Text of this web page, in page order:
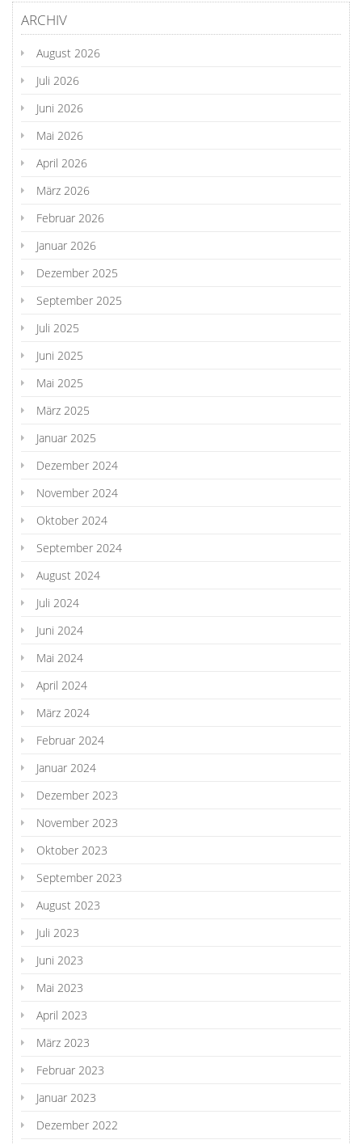
ARCHIV
August 2026
Juli 2026
Juni 2026
Mai 2026
April 2026
März 2026
Februar 2026
Januar 2026
Dezember 2025
September 2025
Juli 2025
Juni 2025
Mai 2025
März 2025
Januar 2025
Dezember 2024
November 2024
Oktober 2024
September 2024
August 2024
Juli 2024
Juni 2024
Mai 2024
April 2024
März 2024
Februar 2024
Januar 2024
Dezember 2023
November 2023
Oktober 2023
September 2023
August 2023
Juli 2023
Juni 2023
Mai 2023
April 2023
März 2023
Februar 2023
Januar 2023
Dezember 2022